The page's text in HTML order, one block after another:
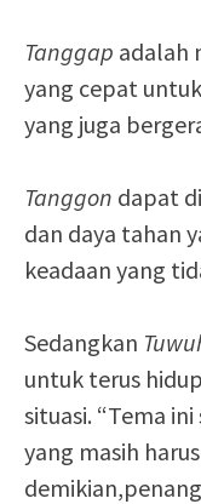
Tanggap adalah
yang cepat
yang juga
Tanggon dapat
dan daya tahan
keadaan yang
Sedangkan
untuk terus
situasi. “Tema
yang masih